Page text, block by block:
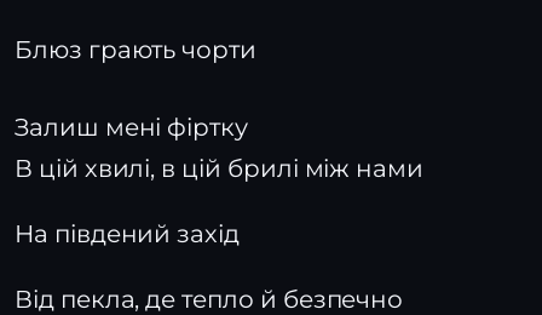
Блюз грають чорти
Залиш мені фіртку
В цій хвилі, в цій брилі між нами
На південий захід
Від пекла, де тепло й безпечно